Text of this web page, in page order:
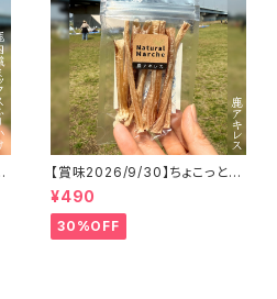
【賞味2026/9/30】ちょこっと
「鹿アキレス」ジビエ鹿 おやつ
¥490
30%OFF